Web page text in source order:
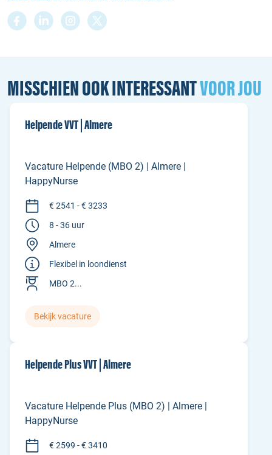
MISSCHIEN OOK INTERESSANTVOOR JOU
Helpende VVT | Almere
Vacature Helpende (MBO 2) | Almere |
HappyNurse
€ 2541 - € 3233
8 - 36 uur
Almere
Flexibel in loondienst
MBO 2...
Bekijk vacature
Helpende Plus VVT | Almere
Vacature Helpende Plus (MBO 2) | Almere |
HappyNurse
€ 2599 - € 3410